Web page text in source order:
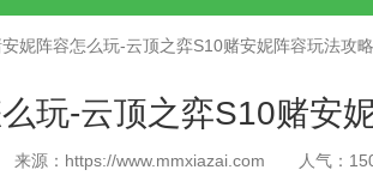
妮阵容怎么玩-云顶之弈S10赌安妮阵容玩法攻略
玩-云顶之弈S10赌安
来源：https://www.mmxiazai.com 人气：